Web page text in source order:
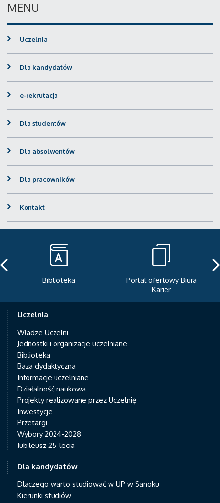
MENU
Uczelnia
Dla kandydatów
e-rekrutacja
Dla studentów
Dla absolwentów
Dla pracowników
Kontakt
Portal ofertowy Biura
Uczelnia
Władze Uczelni
Jednostki i organizacje uczelniane
Biblioteka
Baza dydaktyczna
Informacje uczelniane
Działalność naukowa
Projekty realizowane przez Uczelnię
Inwestycje
Przetargi
Wybory 2024-2028
Jubileusz 25-lecia
Dla kandydatów
Dlaczego warto studiować w UP w Sanoku
Kierunki studiów